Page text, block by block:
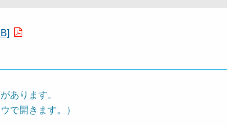
あります。
で開きます。）